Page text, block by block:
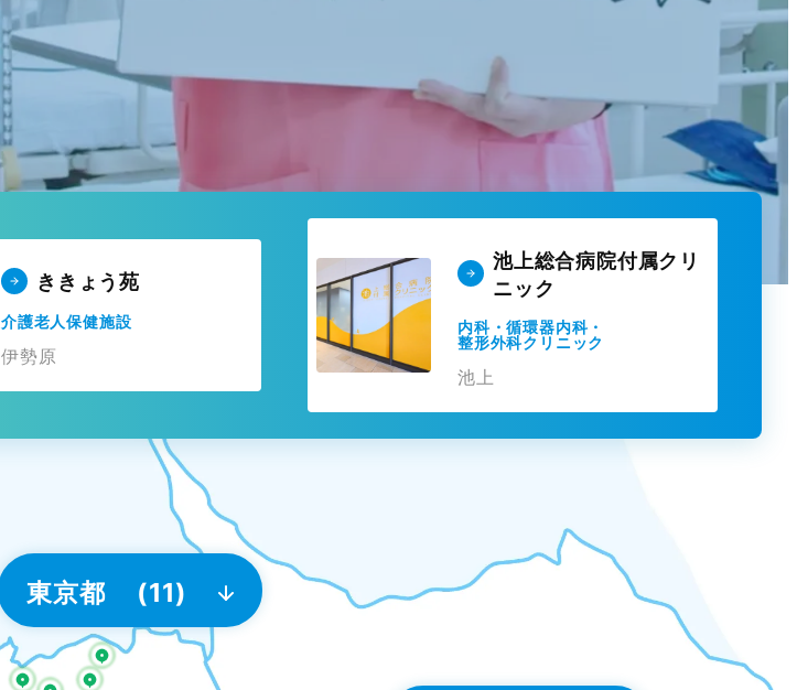
ききょう苑
介護老人保健施設
伊勢原
池上総合病院付属クリ
ニック
内科・循環器内科・
整形外科クリニック
池上
東京都 (11)